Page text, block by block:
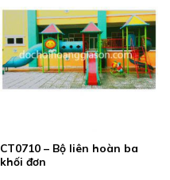
CT0710 – Bộ liên hoàn ba
khối đơn